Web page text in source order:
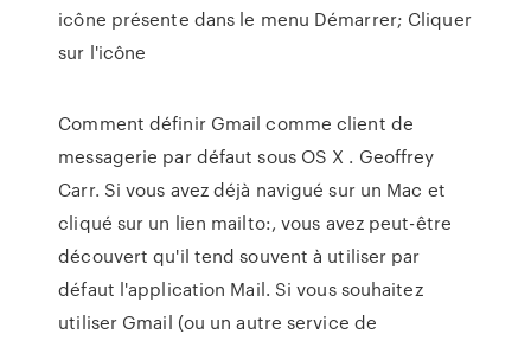
icône présente dans le menu Démarrer; Cliquer
sur l'icône
Comment définir Gmail comme client de
messagerie par défaut sous OS X . Geoffrey
Carr. Si vous avez déjà navigué sur un Mac et
cliqué sur un lien mailto:, vous avez peut-être
découvert qu'il tend souvent à utiliser par
défaut l'application Mail. Si vous souhaitez
utiliser Gmail (ou un autre service de